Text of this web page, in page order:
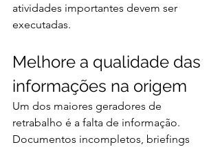
atividades importantes devem ser
executadas.
Melhore a qualidade das
informações na origem
Um dos maiores geradores de
retrabalho é a falta de informação.
Documentos incompletos, briefings